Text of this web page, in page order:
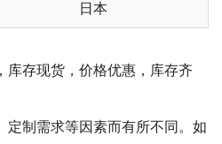
日本
库存现货，价格优惠，库存齐
定制需求等因素而有所不同。如